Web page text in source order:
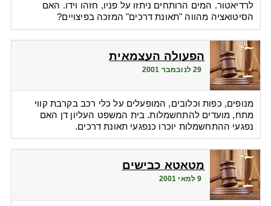
לרדיאטור. המים הרותחים ניתזו על פניו, חזהו וידו. האם
הסיטואציה מהווה "תאונת דרכים" המזכה בפיצויים?
הפעולה העצמאית
29 לנובמבר 2001
מנופים, כפות וכלובים, המופעלים על כלי רכב בקרבת קווי
מתח, מועדים להתחשמלות. בית המשפט העליון דן האם
נפגעי ההתחשמלות יוכרו כנפגעי תאונת דרכים.
מטאטא כבישים
9 למאי 2001